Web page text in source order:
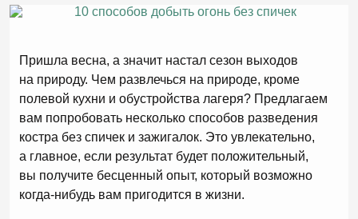
Пришла весна, а значит настал сезон выходов
на природу. Чем развлечься на природе, кроме
полевой кухни и обустройства лагеря? Предлагаем
вам попробовать несколько способов разведения
костра без спичек и зажигалок. Это увлекательно,
а главное, если результат будет положительный,
вы получите бесценный опыт, который возможно
когда-нибудь вам пригодится в жизни.